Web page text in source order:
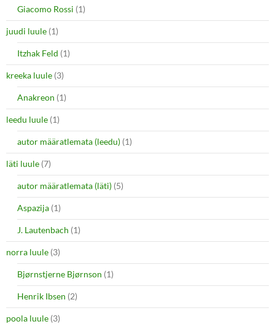
Giacomo Rossi (1)
juudi luule (1)
Itzhak Feld (1)
kreeka luule (3)
Anakreon (1)
leedu luule (1)
autor määratlemata (leedu) (1)
läti luule (7)
autor määratlemata (läti) (5)
Aspazija (1)
J. Lautenbach (1)
norra luule (3)
Bjørnstjerne Bjørnson (1)
Henrik Ibsen (2)
poola luule (3)